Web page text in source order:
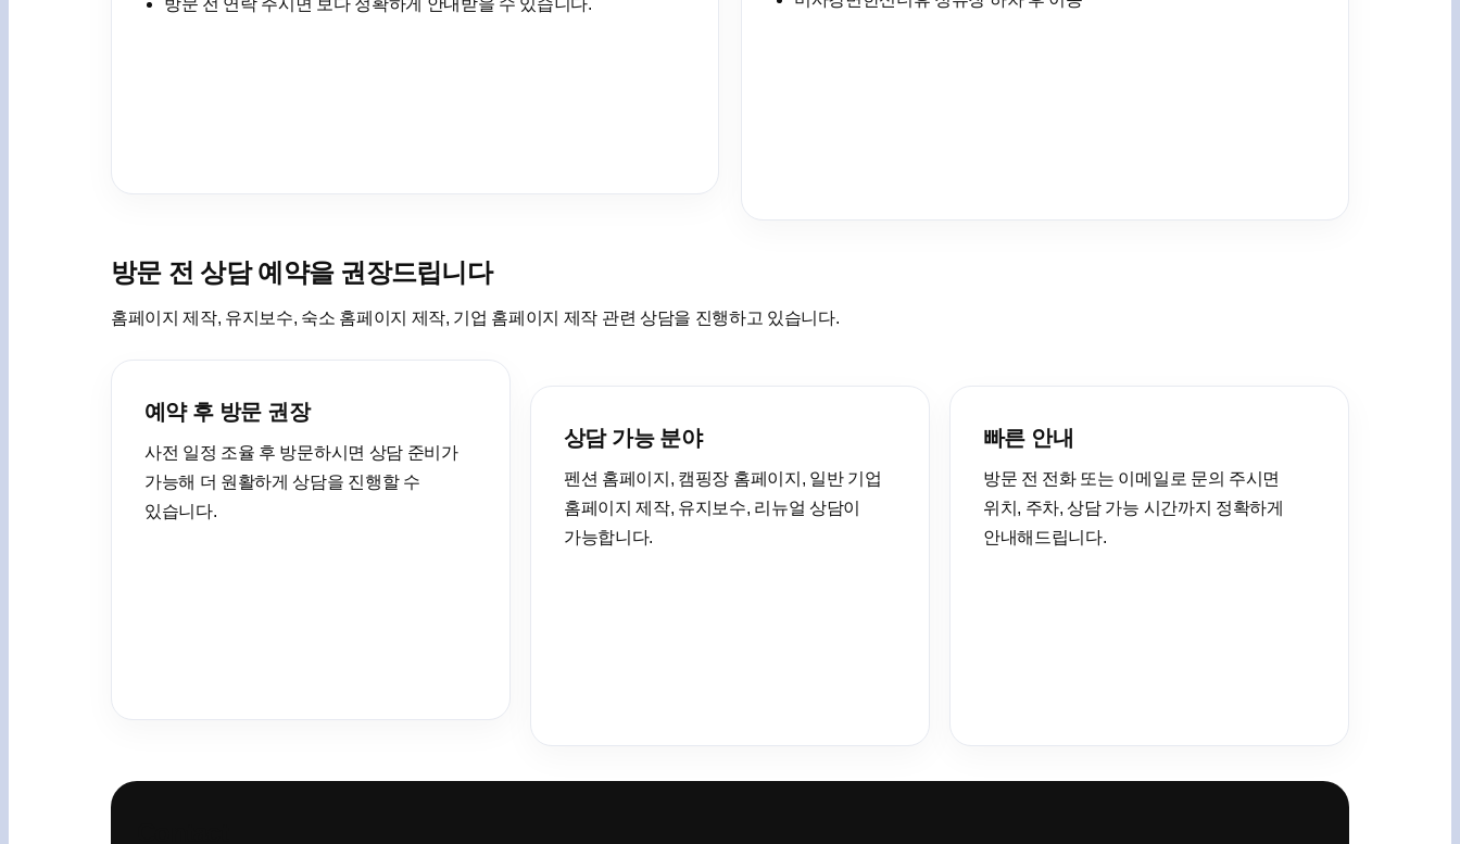
방문 전 연락 주시면 보다 정확하게 안내받을 수 있습니다.
방문 전 상담 예약을 권장드립니다
홈페이지 제작, 유지보수, 숙소 홈페이지 제작, 기업 홈페이지 제작 관련 상담을 진행하고 있습니다.
예약 후 방문 권장
사전 일정 조율 후 방문하시면 상담 준비가
가능해 더 원활하게 상담을 진행할 수
있습니다.
상담 가능 분야
펜션 홈페이지, 캠핑장 홈페이지, 일반 기업
홈페이지 제작, 유지보수, 리뉴얼 상담이
가능합니다.
빠른 안내
방문 전 전화 또는 이메일로 문의 주시면
위치, 주차, 상담 가능 시간까지 정확하게
안내해드립니다.